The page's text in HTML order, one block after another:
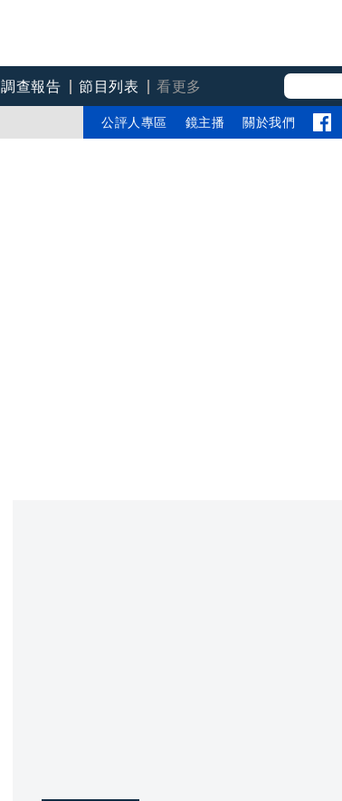
調查報告 節目列表
看更多
公評人專區 鏡主播 關於我們